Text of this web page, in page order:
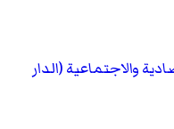
والاجتماعية (الدار